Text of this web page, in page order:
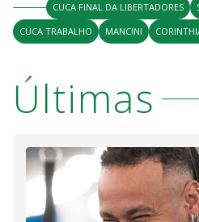
CUCA FINAL DA LIBERTADORES
CUCA TRABALHO
MANCINI
Últimas